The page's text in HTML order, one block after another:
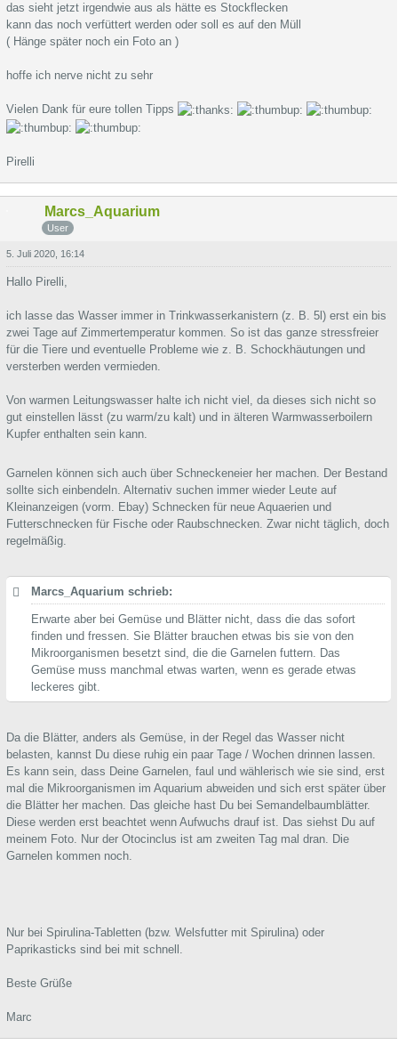
das sieht jetzt irgendwie aus als hätte es Stockflecken
kann das noch verfüttert werden oder soll es auf den Müll
( Hänge später noch ein Foto an )
hoffe ich nerve nicht zu sehr
Vielen Dank für eure tollen Tipps
Pirelli
Marcs_Aquarium
User
5. Juli 2020, 16:14
Hallo Pirelli,
ich lasse das Wasser immer in Trinkwasserkanistern (z. B. 5l) erst ein bis
zwei Tage auf Zimmertemperatur kommen. So ist das ganze stressfreier
für die Tiere und eventuelle Probleme wie z. B. Schockhäutungen und
versterben werden vermieden.
Von warmen Leitungswasser halte ich nicht viel, da dieses sich nicht so
gut einstellen lässt (zu warm/zu kalt) und in älteren Warmwasserboilern
Kupfer enthalten sein kann.
Garnelen können sich auch über Schneckeneier her machen. Der Bestand
sollte sich einbendeln. Alternativ suchen immer wieder Leute auf
Kleinanzeigen (vorm. Ebay) Schnecken für neue Aquaerien und
Futterschnecken für Fische oder Raubschnecken. Zwar nicht täglich, doch
regelmäßig.
Marcs_Aquarium schrieb:
Erwarte aber bei Gemüse und Blätter nicht, dass die das sofort
finden und fressen. Sie Blätter brauchen etwas bis sie von den
Mikroorganismen besetzt sind, die die Garnelen futtern. Das
Gemüse muss manchmal etwas warten, wenn es gerade etwas
leckeres gibt.
Da die Blätter, anders als Gemüse, in der Regel das Wasser nicht
belasten, kannst Du diese ruhig ein paar Tage / Wochen drinnen lassen.
Es kann sein, dass Deine Garnelen, faul und wählerisch wie sie sind, erst
mal die Mikroorganismen im Aquarium abweiden und sich erst später über
die Blätter her machen. Das gleiche hast Du bei Semandelbaumblätter.
Diese werden erst beachtet wenn Aufwuchs drauf ist. Das siehst Du auf
meinem Foto. Nur der Otocinclus ist am zweiten Tag mal dran. Die
Garnelen kommen noch.
Nur bei Spirulina-Tabletten (bzw. Welsfutter mit Spirulina) oder
Paprikasticks sind bei mit schnell.
Beste Grüße
Marc